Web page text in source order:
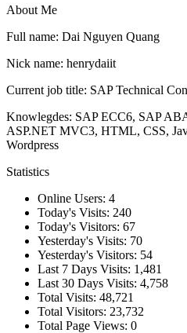
About Me
Full name: Dai Nguyen Quang
Nick name: henrydaiit
Current job title: SAP Technical
Knowlegdes: SAP ECC6, SAP
ASP.NET MVC3, HTML, CSS,
Wordpress
Statistics
Online Users: 4
Today's Visits: 240
Today's Visitors: 67
Yesterday's Visits: 70
Yesterday's Visitors: 54
Last 7 Days Visits: 1,481
Last 30 Days Visits: 4,758
Total Visits: 48,721
Total Visitors: 23,732
Total Page Views: 0